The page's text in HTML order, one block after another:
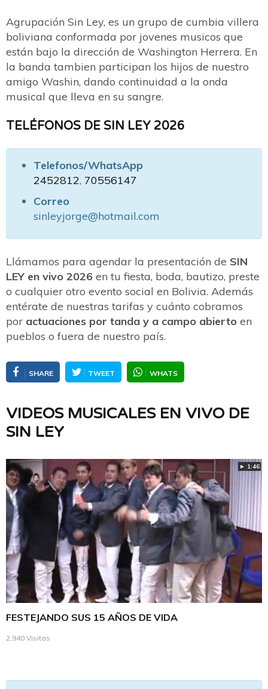
Agrupación Sin Ley, es un grupo de cumbia villera
boliviana conformada por jovenes musicos que
están bajo la dirección de Washington Herrera. En
la banda tambien participan los hijos de nuestro
amigo Washin, dando continuidad a la onda
musical que lleva en su sangre.
TELÉFONOS DE SIN LEY 2026
Telefonos/WhatsApp
2452812, 70556147
Correo
sinleyjorge@hotmail.com
Llámamos para agendar la presentación de SIN
LEY en vivo 2026 en tu fiesta, boda, bautizo, preste
o cualquier otro evento social en Bolivia. Además
entérate de nuestras tarifas y cuánto cobramos
por actuaciones por tanda y a campo abierto en
pueblos o fuera de nuestro país.
SHARE TWEET WHATS
VIDEOS MUSICALES EN VIVO DE
SIN LEY
► 1:46
FESTEJANDO SUS 15 AÑOS DE VIDA
2,940 Visitas